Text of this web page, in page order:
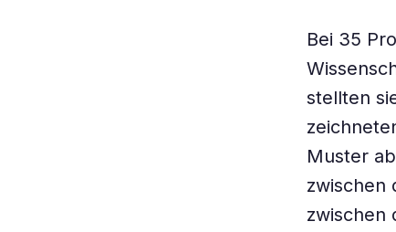
Bei 35
stellten
Muster
zwischen
zwischen